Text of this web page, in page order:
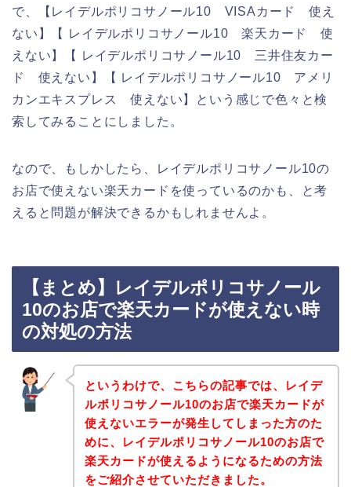
で、【レイデルポリコサノール10 VISAカード 使え
ない】【 レイデルポリコサノール10 楽天カード 使
えない】【 レイデルポリコサノール10 三井住友カー
ド 使えない】【 レイデルポリコサノール10 アメリ
カンエキスプレス 使えない】という感じで色々と検
索してみることにしました。
なので、もしかしたら、レイデルポリコサノール10の
お店で使えない楽天カードを使っているのかも、と考
えると問題が解決できるかもしれませんよ。
【まとめ】レイデルポリコサノール
10のお店で楽天カードが使えない時
の対処の方法
というわけで、こちらの記事では、レイデ
ルポリコサノール10のお店で楽天カードが
使えないエラーが発生してしまった方のた
めに、レイデルポリコサノール10のお店で
楽天カードが使えるようになるための方法
をご紹介させていただきました。